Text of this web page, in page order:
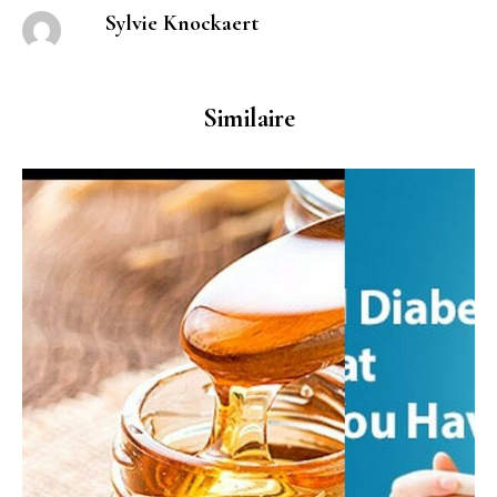
Sylvie Knockaert
Similaire